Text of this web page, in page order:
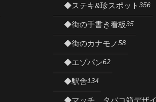
◆ステキ&珍スポット 356
◆街の手書き看板35
◆街のカナモノ58
◆エゾパン62
◆駅舎134
◆マッチ、タバコ箱デザ